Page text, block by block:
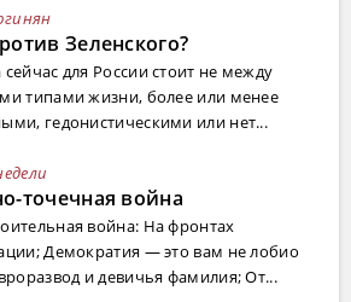
Зеленского?
для России стоит не между
типами жизни, более или менее
гедонистическими или нет...
точечная война
война: На фронтах
Демократия — это вам не лобио
и девичья фамилия; От...